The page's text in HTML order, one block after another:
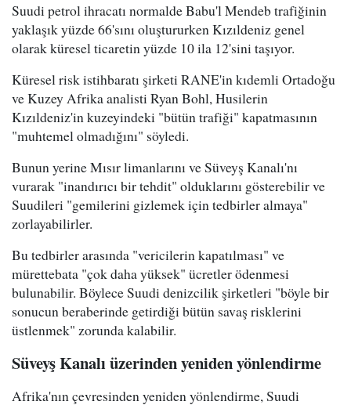
Suudi petrol ihracatı normalde Babu'l Mendeb trafiğinin
yaklaşık yüzde 66'sını oluştururken Kızıldeniz genel
olarak küresel ticaretin yüzde 10 ila 12'sini taşıyor.
Küresel risk istihbaratı şirketi RANE'in kıdemli Ortadoğu
ve Kuzey Afrika analisti Ryan Bohl, Husilerin
Kızıldeniz'in kuzeyindeki "bütün trafiği" kapatmasının
"muhtemel olmadığını" söyledi.
Bunun yerine Mısır limanlarını ve Süveyş Kanalı'nı
vurarak "inandırıcı bir tehdit" olduklarını gösterebilir ve
Suudileri "gemilerini gizlemek için tedbirler almaya"
zorlayabilirler.
Bu tedbirler arasında "vericilerin kapatılması" ve
mürettebata "çok daha yüksek" ücretler ödenmesi
bulunabilir. Böylece Suudi denizcilik şirketleri "böyle bir
sonucun beraberinde getirdiği bütün savaş risklerini
üstlenmek" zorunda kalabilir.
Süveyş Kanalı üzerinden yeniden yönlendirme
Afrika'nın çevresinden yeniden yönlendirme, Suudi